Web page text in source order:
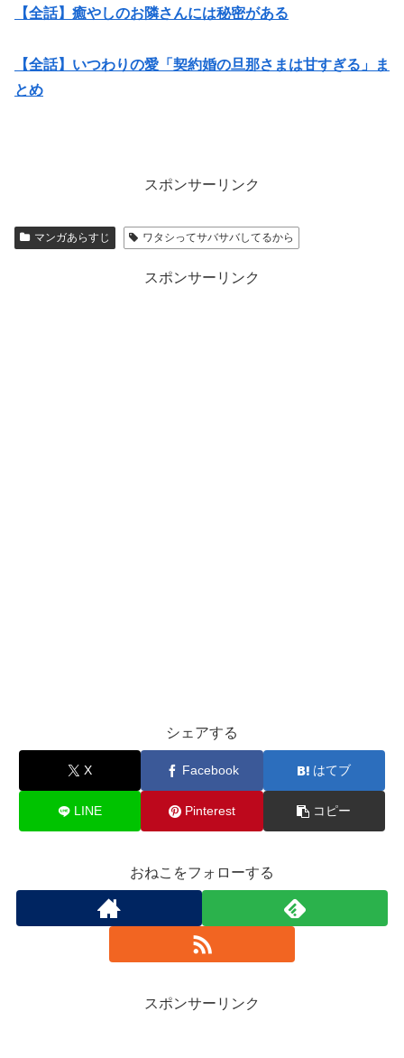
【全話】癒やしのお隣さんには秘密がある
【全話】いつわりの愛「契約婚の旦那さまは甘すぎる」ま
とめ
スポンサーリンク
マンガあらすじ ワタシってサバサバしてるから
スポンサーリンク
シェアする
X Facebook はてブ
LINE Pinterest コピー
おねこをフォローする
スポンサーリンク